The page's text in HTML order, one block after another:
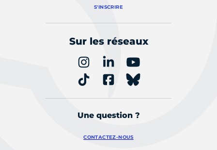
S'INSCRIRE
Sur les réseaux
Une question ?
CONTACTEZ-NOUS